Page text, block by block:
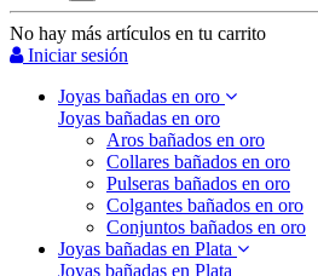
No hay más artículos en tu carrito
Iniciar sesión
Joyas bañadas en oro
Joyas bañadas en oro
Aros bañados en oro
Collares bañados en oro
Pulseras bañados en oro
Colgantes bañados en oro
Conjuntos bañados en oro
Joyas bañadas en Plata
Joyas bañadas en Plata